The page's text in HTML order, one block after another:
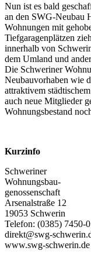
Nun ist es bald
an den SWG-Neubau
Wohnungen mit
Tiefgaragenplätzen
innerhalb von
dem Umland und
Die Schweriner
Neubauvorhaben wie
attraktivem
auch neue Mitglieder
Wohnungsbestand
Kurzinfo
Schweriner
Wohnungsbau-
genossenschaft
Arsenalstraße 12
19053 Schwerin
Telefon: (0385) 7450-0
direkt@swg-
www.swg-schwerin.de